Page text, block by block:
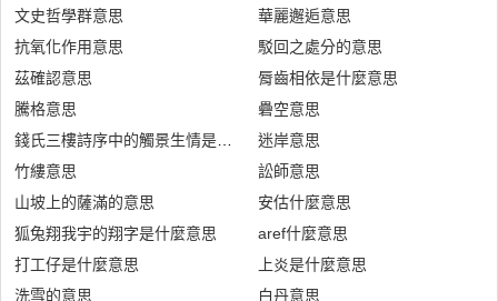
文史哲學群意思
抗氧化作用意思
茲確認意思
騰格意思
錢氏三樓詩序中的觸景生情是什麼意思
竹縷意思
山坡上的薩滿的意思
狐兔翔我宇的翔字是什麼意思
打工仔是什麼意思
洗雪的意思
華麗邂逅意思
駁回之處分的意思
脣齒相依是什麼意思
礨空意思
迷岸意思
訟師意思
安估什麼意思
aref什麼意思
上炎是什麼意思
白丹意思